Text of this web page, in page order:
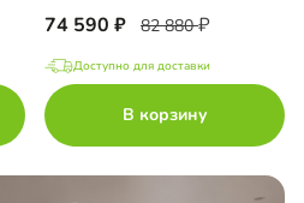
74 590 82 880
Доступно для доставки
В корзину